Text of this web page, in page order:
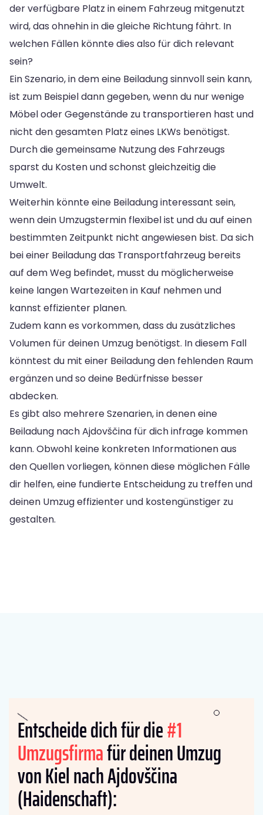
der verfügbare Platz in einem Fahrzeug mitgenutzt
wird, das ohnehin in die gleiche Richtung fährt. In
welchen Fällen könnte dies also für dich relevant
sein?
Ein Szenario, in dem eine Beiladung sinnvoll sein kann,
ist zum Beispiel dann gegeben, wenn du nur wenige
Möbel oder Gegenstände zu transportieren hast und
nicht den gesamten Platz eines LKWs benötigst.
Durch die gemeinsame Nutzung des Fahrzeugs
sparst du Kosten und schonst gleichzeitig die
Umwelt.
Weiterhin könnte eine Beiladung interessant sein,
wenn dein Umzugstermin flexibel ist und du auf einen
bestimmten Zeitpunkt nicht angewiesen bist. Da sich
bei einer Beiladung das Transportfahrzeug bereits
auf dem Weg befindet, musst du möglicherweise
keine langen Wartezeiten in Kauf nehmen und
kannst effizienter planen.
Zudem kann es vorkommen, dass du zusätzliches
Volumen für deinen Umzug benötigst. In diesem Fall
könntest du mit einer Beiladung den fehlenden Raum
ergänzen und so deine Bedürfnisse besser
abdecken.
Es gibt also mehrere Szenarien, in denen eine
Beiladung nach Ajdovščina für dich infrage kommen
kann. Obwohl keine konkreten Informationen aus
den Quellen vorliegen, können diese möglichen Fälle
dir helfen, eine fundierte Entscheidung zu treffen und
deinen Umzug effizienter und kostengünstiger zu
gestalten.
Entscheide dich für die#1
Umzugsfirmafür deinen Umzug
von Kiel nach Ajdovščina
(Haidenschaft):